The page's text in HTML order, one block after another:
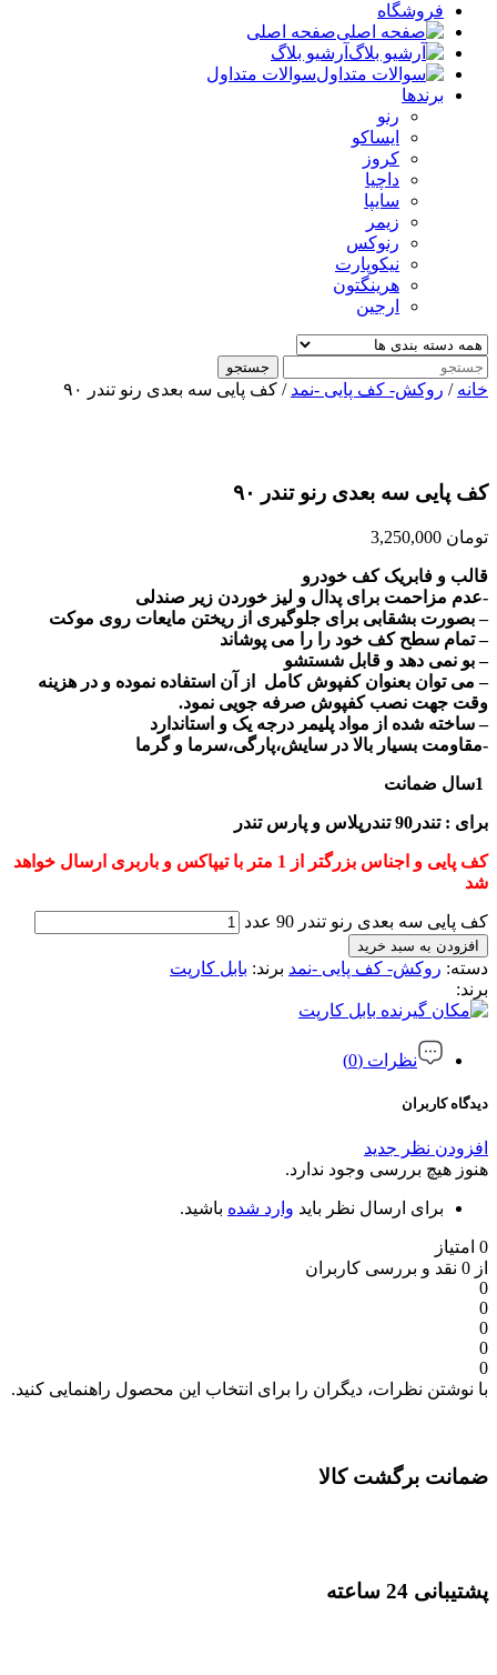
فروشگاه
صفحه اصلی
آرشیو بلاگ
سوالات متداول
برندها
رنو
ایساکو
کروز
داچیا
سایپا
زیمر
رنوکس
نیکوپارت
هرینگتون
ارجین
جستجو
خانه / روکش- کف پایی -نمد / کف پایی سه بعدی رنو تندر ۹۰
کف پایی سه بعدی رنو تندر ۹۰
تومان
قالب و فابریک کف خودرو
-عدم مزاحمت برای پدال و لیز خوردن زیر صندلی
– بصورت بشقابی برای جلوگیری از ریختن مایعات روی موکت
– تمام سطح کف خود را را می پوشاند
– بو نمی دهد و قابل شستشو
– می توان بعنوان کفپوش کامل از آن استفاده نموده و در هزینه
وقت جهت نصب کفپوش صرفه جویی نمود.
– ساخته شده از مواد پلیمر درجه یک و استاندارد
-مقاومت بسیار بالا در سایش،پارگی،سرما و گرما
برای : تندر90 تندرپلاس و پارس تندر
کف پایی و اجناس بزرگتر از 1 متر با تیپاکس و باربری ارسال خواهد
شد
کف پایی سه بعدی رنو تندر 90 عدد
افزودن به سبد خرید
دسته: روکش- کف پایی -نمد برند: بابل کارپت
برند:
بابل کارپت
نظرات (0)
دیدگاه کاربران
افزودن نظر جدید
هنوز هیچ بررسی وجود ندارد.
برای ارسال نظر باید وارد شده باشید.
0 امتیاز
از 0 نقد و بررسی کاربران
0
0
0
0
0
با نوشتن نظرات، دیگران را برای انتخاب این محصول راهنمایی کنید.
ضمانت برگشت کالا
پشتیبانی 24 ساعته